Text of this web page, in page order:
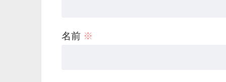
名前 ※